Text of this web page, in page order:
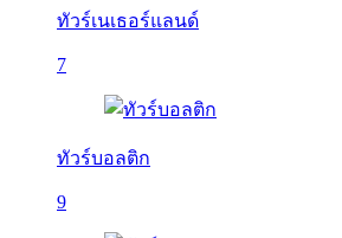
ทัวร์เนเธอร์แลนด์
7
ทัวร์บอลติก
9